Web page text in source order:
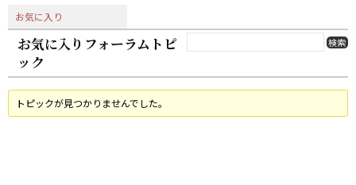
お気に入り
お気に入りフォーラムトピ
ック
トピックが見つかりませんでした。